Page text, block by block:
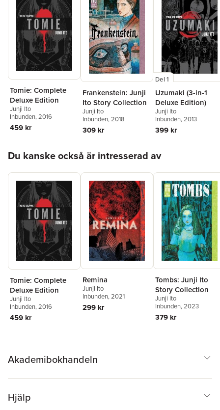
Tomie: Complete
Deluxe Edition
Junji Ito
Inbunden, 2016
459 kr
Frankenstein: Junji
Ito Story Collection
Junji Ito
Inbunden, 2018
309 kr
Del 1
Uzumaki (3-in-1
Deluxe Edition)
Junji Ito
Inbunden, 2013
399 kr
Du kanske också är intresserad av
Tomie: Complete
Deluxe Edition
Junji Ito
Inbunden, 2016
459 kr
Remina
Junji Ito
Inbunden, 2021
299 kr
Tombs: Junji Ito
Story Collection
Junji Ito
Inbunden, 2023
379 kr
Akademibokhandeln
Hjälp